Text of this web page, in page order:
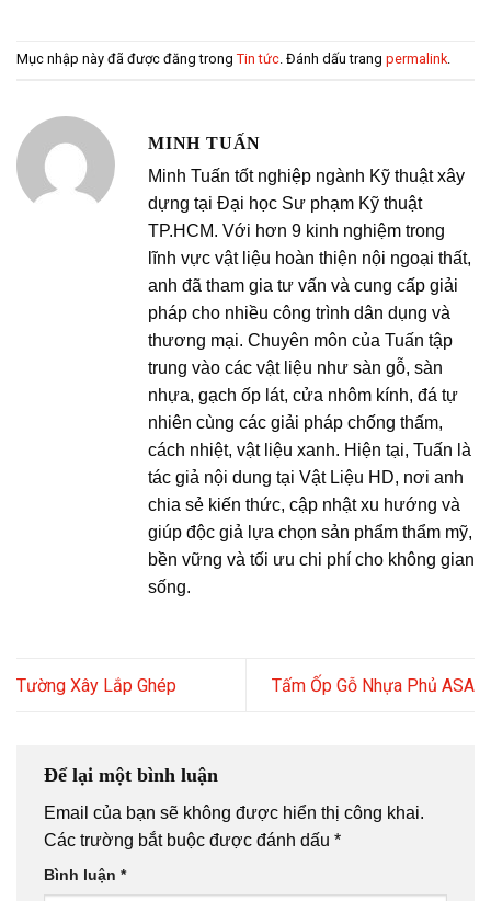
Mục nhập này đã được đăng trong Tin tức . Đánh dấu trang permalink
MINH TUẤN
Minh Tuấn tốt nghiệp ngành Kỹ thuật xây
dựng tại Đại học Sư phạm Kỹ thuật
TP.HCM. Với hơn 9 kinh nghiệm trong
lĩnh vực vật liệu hoàn thiện nội ngoại thất,
anh đã tham gia tư vấn và cung cấp giải
pháp cho nhiều công trình dân dụng và
thương mại. Chuyên môn của Tuấn tập
trung vào các vật liệu như sàn gỗ, sàn
nhựa, gạch ốp lát, cửa nhôm kính, đá tự
nhiên cùng các giải pháp chống thấm,
cách nhiệt, vật liệu xanh. Hiện tại, Tuấn là
tác giả nội dung tại Vật Liệu HD, nơi anh
chia sẻ kiến thức, cập nhật xu hướng và
giúp độc giả lựa chọn sản phẩm thẩm mỹ,
bền vững và tối ưu chi phí cho không gian
sống.
Tường Xây Lắp Ghép Tấm Ốp Gỗ Nhựa Phủ ASA
Để lại một bình luận
Email của bạn sẽ không được hiển thị công khai.
Các trường bắt buộc được đánh dấu *
Bình luận *